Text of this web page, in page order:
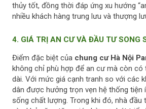
thủy tốt, đồng thời đáp ứng xu hướng
nhiều khách hàng trung lưu và thượng
4. GIÁ TRỊ AN CƯ VÀ ĐẦU TƯ SONG
Điểm đặc biệt của chung cư Hà Nội
không chỉ phù hợp để an cư mà còn có
dài. Với mức giá cạnh tranh so với các
dân được hưởng trọn vẹn hệ thống tiện
sống chất lượng. Trong khi đó, nhà đầu